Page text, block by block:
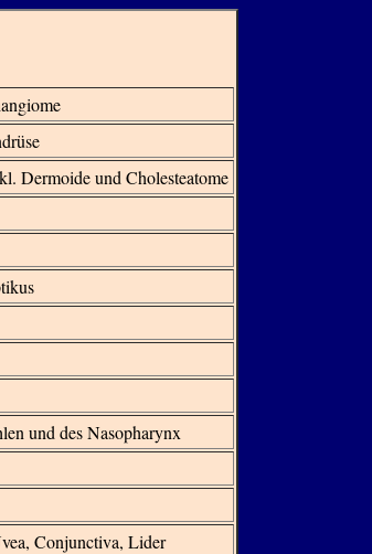
Dermoide und Cholesteatome
und des Nasopharynx
Conjunctiva, Lider